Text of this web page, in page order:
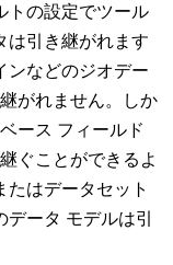
トの設定でツール
は引き継がれます
ンなどのジオデー
がれません。しか
ース フィールド
ぐことができるよ
たはデータセット
ータ モデルは引